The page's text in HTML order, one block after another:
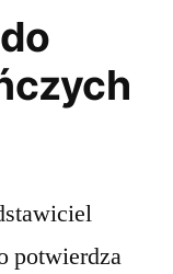
potwierdza